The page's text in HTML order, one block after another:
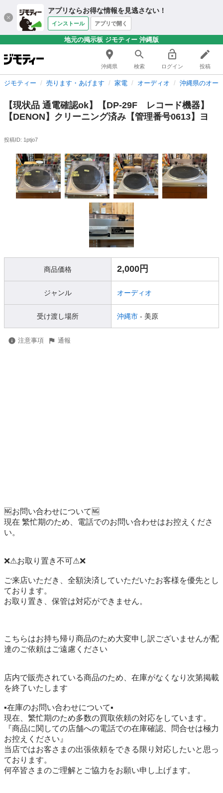
アプリならお得な情報を見逃さない！
インストール アプリで開く
地元の掲示板 ジモティー 沖縄版
沖縄県 検索 ログイン 投稿
ジモティー 売ります・あげます 家電 オーディオ 沖縄県のオー
【現状品 通電確認ok】【DP-29F レコード機器】
【DENON】クリーニング済み【管理番号0613】ヨ
投稿ID: 1ptjo7
商品価格 2,000円
ジャンル オーディオ
受け渡し場所 沖縄市 - 美原
注意事項 通報
🆖お問い合わせについて🆖
現在 繁忙期のため、電話でのお問い合わせはお控えくださ
い。
❌⚠お取り置き不可⚠❌
ご来店いただき、全額決済していただいたお客様を優先とし
ております。
お取り置き、保管は対応ができません。
こちらはお持ち帰り商品のため大変申し訳ございませんが配
達のご依頼はご遠慮ください
店内で販売されている商品のため、在庫がなくなり次第掲載
を終了いたします
▪️在庫のお問い合わせについて▪️
現在、繁忙期のため多数の買取依頼の対応をしています。
『商品に関しての店舗への電話での在庫確認、問合せは極力
お控えください』
当店ではお客さまの出張依頼をできる限り対応したいと思っ
ております。
何卒皆さまのご理解とご協力をお願い申し上げます。